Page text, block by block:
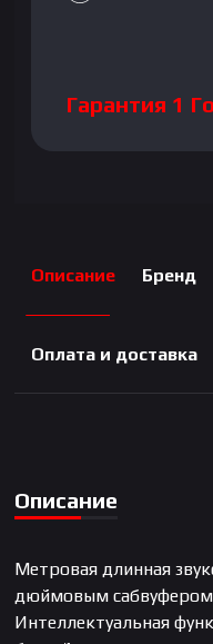
Гарантия 1
Описание Бренд
Оплата и доставка
Описание
Метровая длинная
дюймовым
Интеллектуальная